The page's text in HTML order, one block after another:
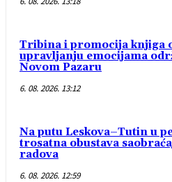
Tribina i promocija knjiga
upravljanju emocijama
Novom Pazaru
6. 08. 2026. 13:12
Na putu Leskova–Tutin u
trosatna obustava
radova
6. 08. 2026. 12:59